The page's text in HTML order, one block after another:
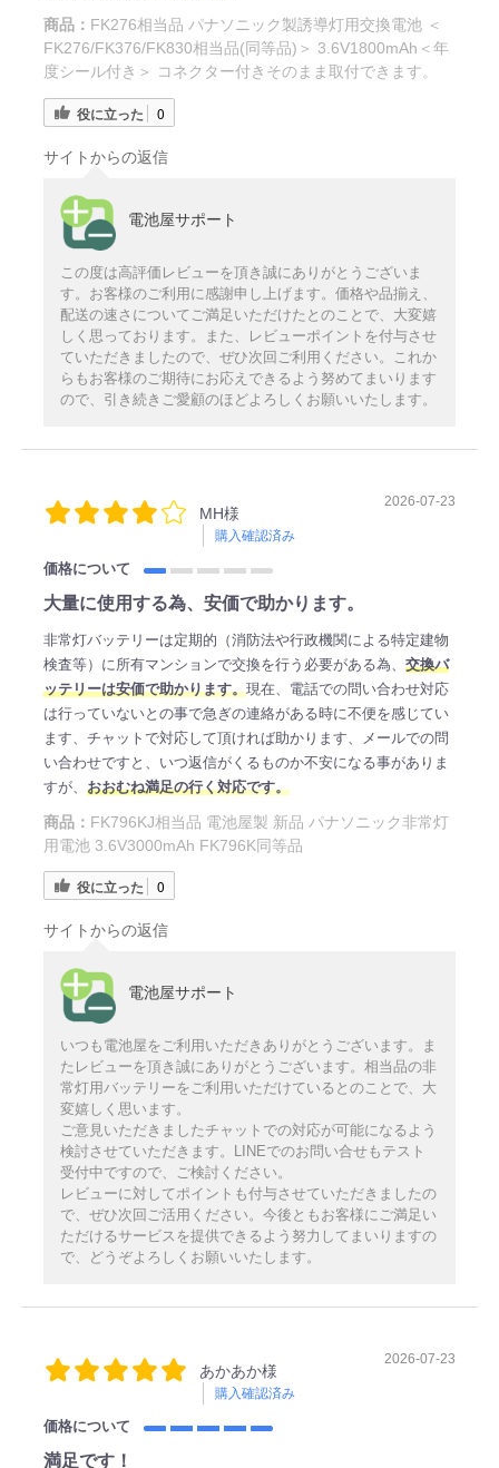
商品： FK276相当品 パナソニック製誘導灯用交換電池 ＜
FK276/FK376/FK830相当品(同等品)＞ 3.6V1800mAh＜年
度シール付き＞ コネクター付きそのまま取付できます。
役に立った 0
サイトからの返信
電池屋サポート
この度は高評価レビューを頂き誠にありがとうございま
す。お客様のご利用に感謝申し上げます。価格や品揃え、
配送の速さについてご満足いただけたとのことで、大変嬉
しく思っております。また、レビューポイントを付与させ
ていただきましたので、ぜひ次回ご利用ください。これか
らもお客様のご期待にお応えできるよう努めてまいります
ので、引き続きご愛顧のほどよろしくお願いいたします。
MH様
購入確認済み
2026-07-23
価格について
大量に使用する為、安価で助かります。
非常灯バッテリーは定期的（消防法や行政機関による特定建物
検査等）に所有マンションで交換を行う必要がある為、 交換バ
ッテリーは安価で助かります。現在、電話での問い合わせ対応
は行っていないとの事で急ぎの連絡がある時に不便を感じてい
ます、チャットで対応して頂ければ助かります、メールでの問
い合わせですと、いつ返信がくるものか不安になる事がありま
すが、 おおむね満足の行く対応です。
商品： FK796KJ相当品 電池屋製 新品 パナソニック非常灯
用電池 3.6V3000mAh FK796K同等品
役に立った 0
サイトからの返信
電池屋サポート
いつも電池屋をご利用いただきありがとうございます。ま
たレビューを頂き誠にありがとうございます。相当品の非
常灯用バッテリーをご利用いただけているとのことで、大
変嬉しく思います。
ご意見いただきましたチャットでの対応が可能になるよう
検討させていただきます。LINEでのお問い合せもテスト
受付中ですので、ご検討ください。
レビューに対してポイントも付与させていただきましたの
で、ぜひ次回ご活用ください。今後ともお客様にご満足い
ただけるサービスを提供できるよう努力してまいりますの
で、どうぞよろしくお願いいたします。
あかあか様
購入確認済み
2026-07-23
価格について
満足です！